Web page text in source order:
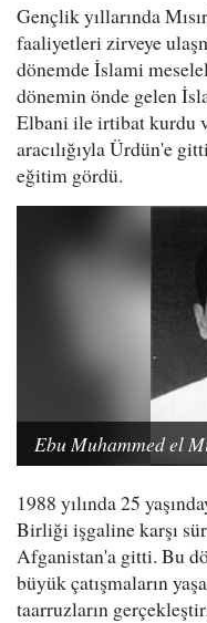
Gençlik yıllarında
faaliyetleri zirveye
dönemde İslami
dönemin önde gelen
Elbani ile irtibat kurdu
aracılığıyla Ürdün'e
eğitim gördü.
Ebu Muhammed el
1988 yılında 25
Birliği işgaline karşı
Afganistan'a gitti. Bu
büyük çatışmaların
taarruzların